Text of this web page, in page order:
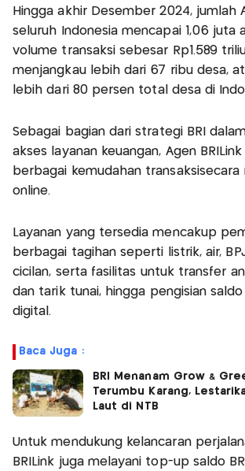
Hingga akhir Desember 2024, jumlah
seluruh Indonesia mencapai 1,06 juta
volume transaksi sebesar Rp1.589
menjangkau lebih dari 67 ribu desa,
lebih dari 80 persen total desa di
Sebagai bagian dari strategi BRI
akses layanan keuangan, Agen
berbagai kemudahan
online.
Layanan yang tersedia mencakup
berbagai tagihan seperti listrik, air,
cicilan, serta fasilitas untuk transfer
dan tarik tunai, hingga pengisian
digital.
Baca Juga :
BRI Menanam Grow &
Terumbu Karang,
Laut di NTB
Untuk mendukung kelancaran
BRILink juga melayani top-up saldo